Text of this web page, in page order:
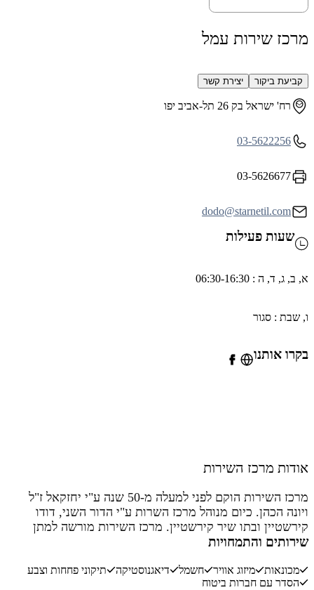
שירות עמל
קביעת ביקור יצירת קשר
רח' ישראל בק 26 תל-אביב יפו
03-5622256
03-5626677
dodo@starnetil.com
שעות פעילות
ג, ד, ה : 06:30-16:30
שבת : סגור
אותנו
מרכז השירות
מרכז השירות הוקם לפני למעלה מ-50 שנה ע"י יחזקאל ז"ל
הכהן. כיום מנוהל מרכז השרות ע"י הדור השני, דודו
ובתו שיר קירשטיין. מרכז השירות מורשה למתן
הראשונה ומשלב בצוות עובדים ותיקים ובעלי ניסיון
צעירים המשתלבים מול הפן הטכנולוגי ההולך
והתמחויות
מכונאות מיזוג אוויר חשמל דיאגנוסטיקה
תיקוני פחחות וצבע
הסדר עם חברות ביטוח